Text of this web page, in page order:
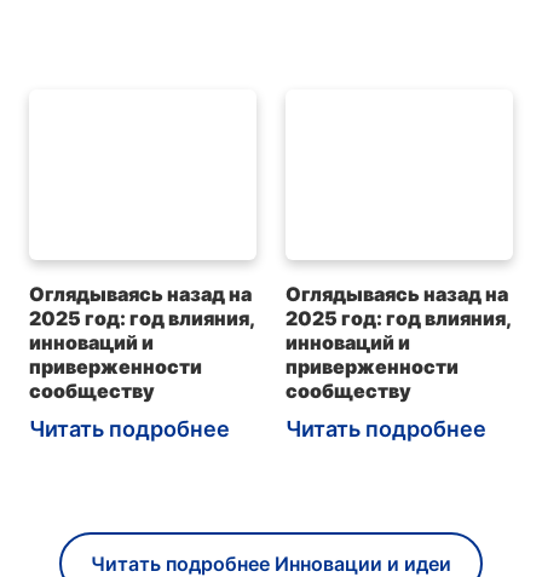
Оглядываясь назад на
2025 год: год влияния,
инноваций и
приверженности
сообществу
Читать подробнее
Оглядываясь назад на
2025 год: год влияния,
инноваций и
приверженности
сообществу
Читать подробнее
Читать подробнее Инновации и идеи